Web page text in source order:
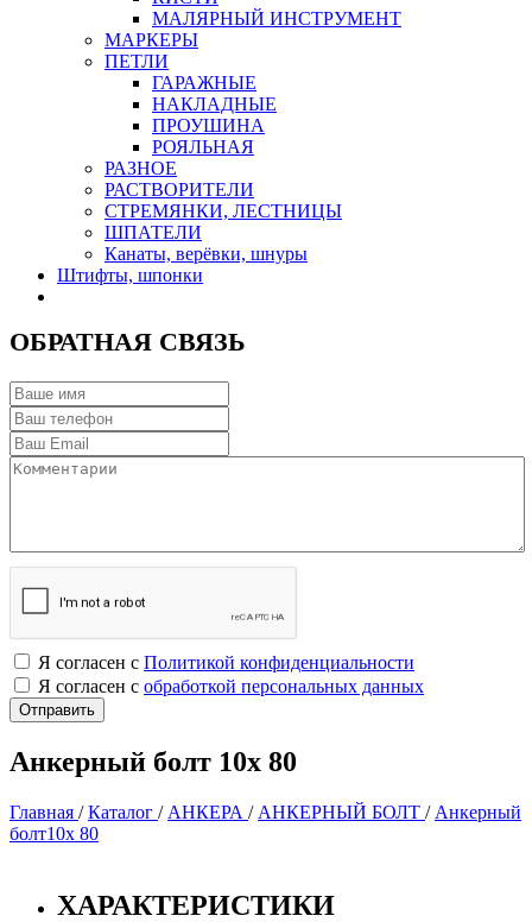
МАЛЯРНЫЙ ИНСТРУМЕНТ
МАРКЕРЫ
ПЕТЛИ
ГАРАЖНЫЕ
НАКЛАДНЫЕ
ПРОУШИНА
РОЯЛЬНАЯ
РАЗНОЕ
РАСТВОРИТЕЛИ
СТРЕМЯНКИ, ЛЕСТНИЦЫ
ШПАТЕЛИ
Канаты, верёвки, шнуры
Штифты, шпонки
ОБРАТНАЯ СВЯЗЬ
Я согласен с Политикой конфиденциальности
Я согласен с обработкой персональных данных
Анкерный болт 10х 80
Главная /Каталог / АНКЕРА / АНКЕРНЫЙ БОЛТ / Анкерный
болт10х 80
ХАРАКТЕРИСТИКИ